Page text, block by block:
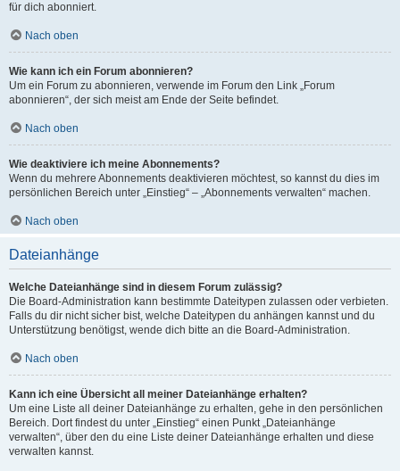
für dich abonniert.
Nach oben
Wie kann ich ein Forum abonnieren?
Um ein Forum zu abonnieren, verwende im Forum den Link „Forum
abonnieren“, der sich meist am Ende der Seite befindet.
Nach oben
Wie deaktiviere ich meine Abonnements?
Wenn du mehrere Abonnements deaktivieren möchtest, so kannst du dies im
persönlichen Bereich unter „Einstieg“ – „Abonnements verwalten“ machen.
Nach oben
Dateianhänge
Welche Dateianhänge sind in diesem Forum zulässig?
Die Board-Administration kann bestimmte Dateitypen zulassen oder verbieten.
Falls du dir nicht sicher bist, welche Dateitypen du anhängen kannst und du
Unterstützung benötigst, wende dich bitte an die Board-Administration.
Nach oben
Kann ich eine Übersicht all meiner Dateianhänge erhalten?
Um eine Liste all deiner Dateianhänge zu erhalten, gehe in den persönlichen
Bereich. Dort findest du unter „Einstieg“ einen Punkt „Dateianhänge
verwalten“, über den du eine Liste deiner Dateianhänge erhalten und diese
verwalten kannst.